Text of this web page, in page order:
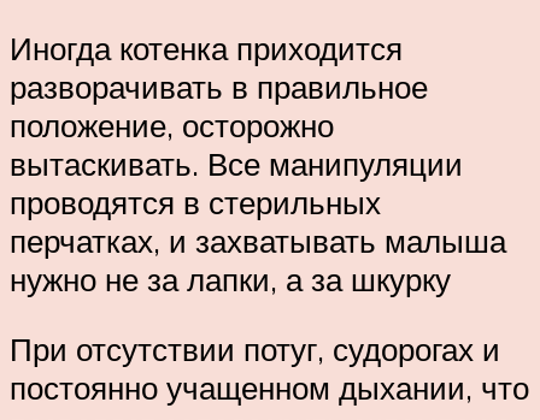
Иногда котенка приходится
разворачивать в правильное
положение, осторожно
вытаскивать. Все манипуляции
проводятся в стерильных
перчатках, и захватывать малыша
нужно не за лапки, а за шкурку
При отсутствии потуг, судорогах и
постоянно учащенном дыхании, что